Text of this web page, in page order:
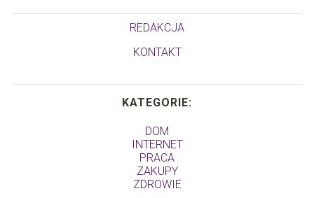
REDAKCJA
KONTAKT
KATEGORIE:
DOM
INTERNET
PRACA
ZAKUPY
ZDROWIE